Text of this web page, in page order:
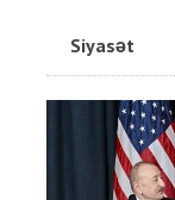
Siyasət